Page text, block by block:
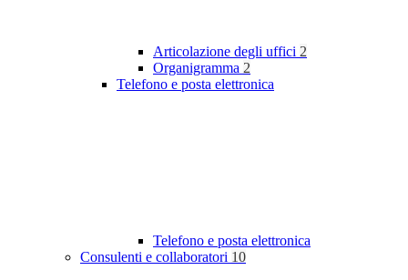
Articolazione degli uffici 2
Organigramma 2
Telefono e posta elettronica
Telefono e posta elettronica
Consulenti e collaboratori 10